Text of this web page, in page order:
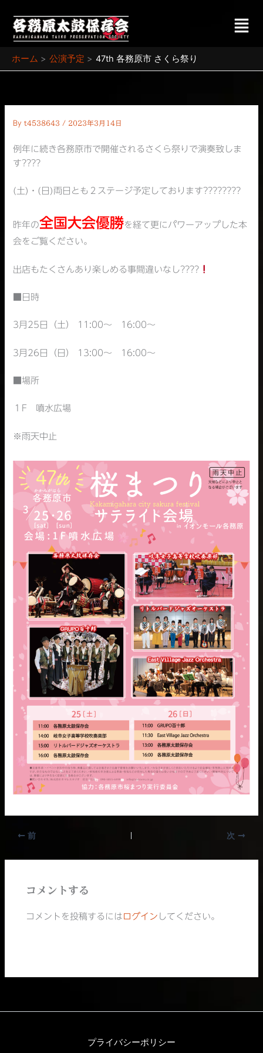
メ
ニ
ホーム 公演予定 47th 各務原市 さくら祭り
Byt4538643 / 2023年3月14日
例年に続き各務原市で開催されるさくら祭りで演奏致しま
す????
(土)・(日)両日とも２ステージ予定しております????????
昨年の全国大会優勝を経て更にパワーアップした本
会をご覧ください。
出店もたくさんあり楽しめる事間違いなし????
■日時
3月25日（土） 11:00〜 16:00〜
3月26日（日） 13:00〜 16:00〜
■場所
１F 噴水広場
※雨天中止
前 次
コメントする
コメントを投稿するには ログイン してください。
プライバシーポリシー